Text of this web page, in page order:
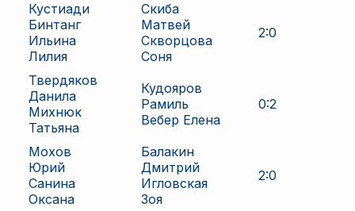
Кустиади
Бинтанг
Ильина
Лилия
Скиба
Матвей
Скворцова
Соня
2:0
Твердяков
Данила
Михнюк
Татьяна
Кудояров
Рамиль
Вебер Елена
0:2
Мохов
Юрий
Санина
Оксана
Балакин
Дмитрий
Игловская
Зоя
2:0